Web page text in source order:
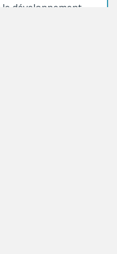
développement